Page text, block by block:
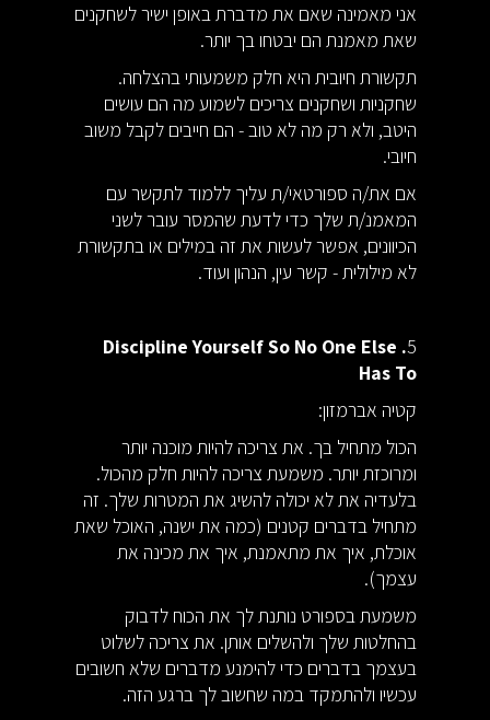
אני מאמינה שאם את מדברת באופן ישיר לשחקנים
שאת מאמנת הם יבטחו בך יותר.
תקשורת חיובית היא חלק משמעותי בהצלחה.
שחקניות ושחקנים צריכים לשמוע מה הם עושים
היטב, ולא רק מה לא טוב - הם חייבים לקבל משוב
חיובי.
אם את/ה ספורטאי/ת עליך ללמוד לתקשר עם
המאמנ/ת שלך כדי לדעת שהמסר עובר לשני
הכיוונים, אפשר לעשות את זה במילים או בתקשורת
לא מילולית - קשר עין, הנהון ועוד.
5
. Discipline Yourself So No One Else
Has To
קטיה אברמזון:
הכול מתחיל בך. את צריכה להיות מוכנה יותר
ומרוכזת יותר. משמעת צריכה להיות חלק מהכול.
בלעדיה את לא יכולה להשיג את המטרות שלך. זה
מתחיל בדברים קטנים (כמה את ישנה, האוכל שאת
אוכלת, איך את מתאמנת, איך את מכינה את
עצמך).
משמעת בספורט נותנת לך את הכוח לדבוק
בהחלטות שלך ולהשלים אותן. את צריכה לשלוט
בעצמך בדברים כדי להימנע מדברים שלא חשובים
עכשיו ולהתמקד במה שחשוב לך ברגע הזה.